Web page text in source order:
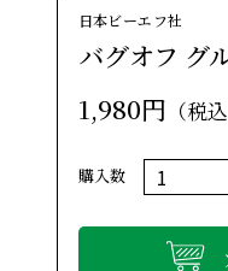
日本ビーエフ社
バグオフ グ
1,980円 （税込
購入数